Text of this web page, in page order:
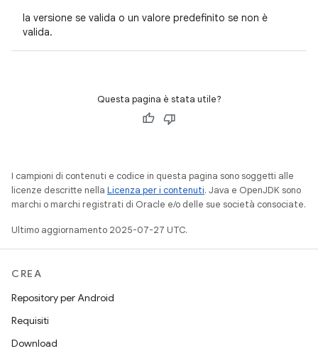
la versione se valida o un valore predefinito se non è
valida.
Questa pagina è stata utile?
I campioni di contenuti e codice in questa pagina sono soggetti alle
licenze descritte nella Licenza per i contenuti. Java e OpenJDK sono
marchi o marchi registrati di Oracle e/o delle sue società consociate.
Ultimo aggiornamento 2025-07-27 UTC.
CREA
Repository per Android
Requisiti
Download